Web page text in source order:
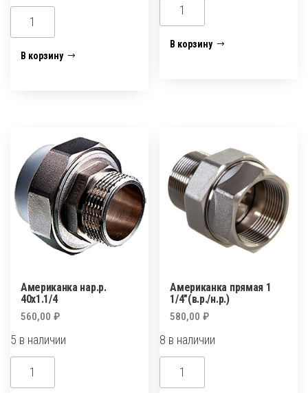
Количество
товара
Американка
(усиленная)
В корзину
товара
Американка
В корзину
Американка нар.р.
40х1.1/4
560,00 ₽
5 в наличии
Количество
товара
Американка прямая 1
1/4″(в.р./н.р.)
580,00₽
8 в наличии
Количество
товара